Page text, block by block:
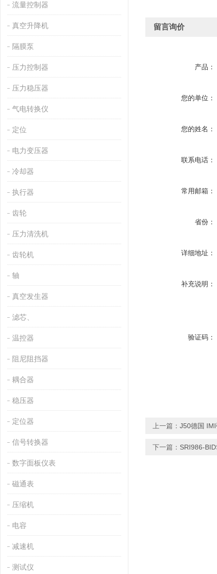
流量控制器
真空升降机
隔膜泵
压力控制器
压力稳压器
气电转换仪
定位
电力变压器
冷却器
执行器
齿轮
压力清洗机
齿轮机
轴
真空发生器
滤芯、
温控器
阻尼阻挡器
耦合器
稳压器
定位器
信号转换器
数字面板仪表
磁通表
压缩机
电容
减速机
测试仪
留言询价
产品：
您的单位：
您的姓名：
联系电话：
常用邮箱：
省份：
详细地址：
补充说明：
验证码：
上一篇： J50德国
下一篇： SRI986-